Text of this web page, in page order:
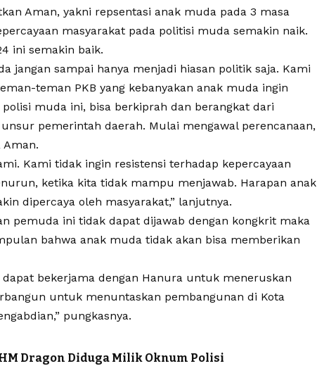
Aman, yakni repsentasi anak muda pada 3 masa
masyarakat pada politisi muda semakin naik.
ini semakin baik.
jangan sampai hanya menjadi hiasan politik saja. Kami
teman PKB yang kebanyakan anak muda ingin
muda ini, bisa berkiprah dan berangkat dari
pemerintah daerah. Mulai mengawal perencanaan,
Aman.
Kami tidak ingin resistensi terhadap kepercayaan
ketika kita tidak mampu menjawab. Harapan anak
dipercaya oleh masyarakat,” lanjutnya.
pemuda ini tidak dapat dijawab dengan kongkrit maka
bahwa anak muda tidak akan bisa memberikan
dapat bekerjama dengan Hanura untuk meneruskan
untuk menuntaskan pembangunan di Kota
pungkasnya.
Dragon Diduga Milik Oknum Polisi